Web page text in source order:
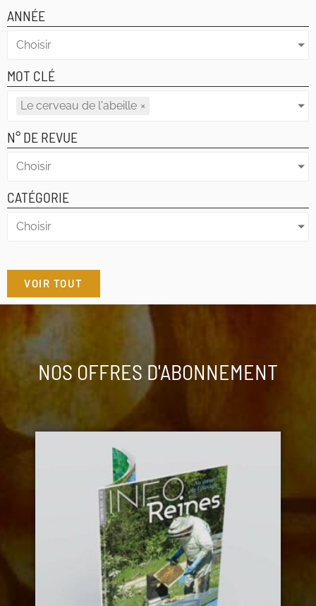
ANNÉE
Choisir
MOT CLÉ
Le cerveau de l'abeille ×
N° DE REVUE
Choisir
CATÉGORIE
Choisir
VOIR TOUT
NOS OFFRES D'ABONNEMENT